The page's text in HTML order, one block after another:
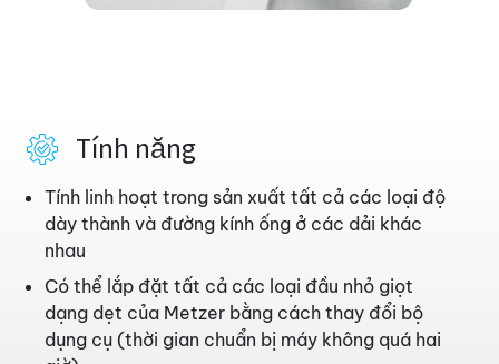
Tính năng
Tính linh hoạt trong sản xuất tất cả các loại độ
dày thành và đường kính ống ở các dải khác
nhau
Có thể lắp đặt tất cả các loại đầu nhỏ giọt
dạng dẹt của Metzer bằng cách thay đổi bộ
dụng cụ (thời gian chuẩn bị máy không quá hai